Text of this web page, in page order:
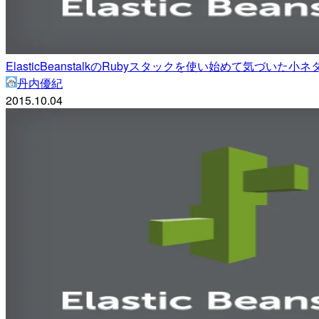
ElasticBeanstalkのRubyスタックを使い始めて気づいた小ネ
丹内優紀
2015.10.04